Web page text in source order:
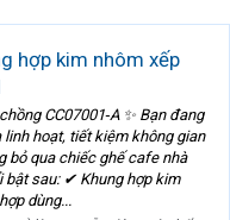
hợp kim nhôm xếp
CC07001‑A ✨ Bạn đang
hoạt, tiết kiệm không gian
bỏ qua chiếc ghế cafe nhà
bật sau: ✔ Khung hợp kim
dùng...